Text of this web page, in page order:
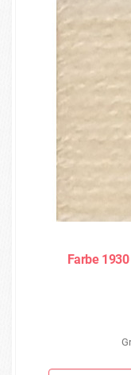
Farbe